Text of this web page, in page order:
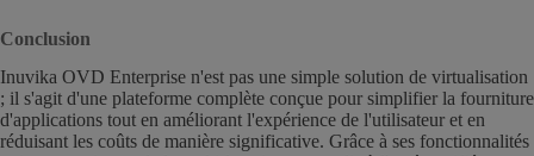
Conclusion
Inuvika OVD Enterprise n'est pas une simple solution de virtualisation
; il s'agit d'une plateforme complète conçue pour simplifier la fourniture
d'applications tout en améliorant l'expérience de l'utilisateur et en
réduisant les coûts de manière significative. Grâce à ses fonctionnalités